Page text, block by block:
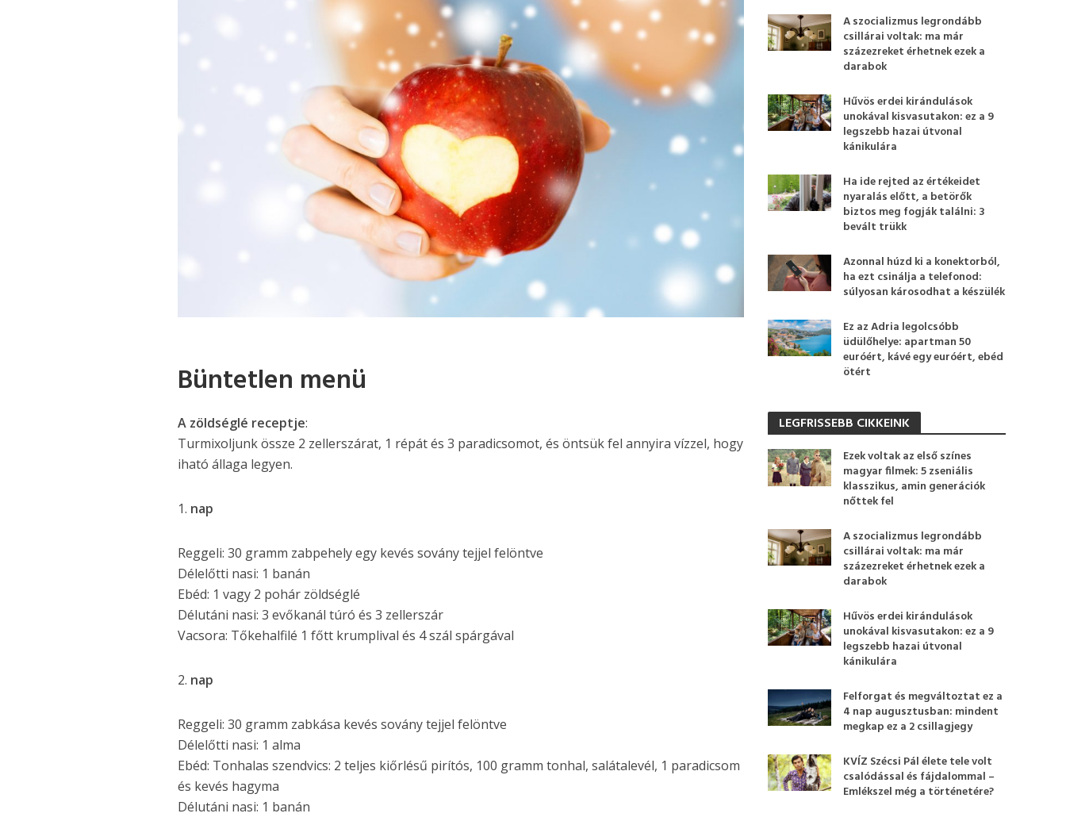
Büntetlen menü
A zöldséglé receptje:
Turmixoljunk össze 2 zellerszárat, 1 répát és 3 paradicsomot, és öntsük fel annyira vízzel, hogy
iható állaga legyen.
1. nap
Reggeli: 30 gramm zabpehely egy kevés sovány tejjel felöntve
Délelőtti nasi: 1 banán
Ebéd: 1 vagy 2 pohár zöldséglé
Délutáni nasi: 3 evőkanál túró és 3 zellerszár
Vacsora: Tőkehalfilé 1 főtt krumplival és 4 szál spárgával
2. nap
Reggeli: 30 gramm zabkása kevés sovány tejjel felöntve
Délelőtti nasi: 1 alma
Ebéd: Tonhalas szendvics: 2 teljes kiőrlésű pirítós, 100 gramm tonhal, salátalevél, 1 paradicsom
és kevés hagyma
Délutáni nasi: 1 banán
A szocializmus legrondább
csillárai voltak: ma már
százezreket érhetnek ezek a
darabok
Hűvös erdei kirándulások
unokával kisvasutakon: ez a 9
legszebb hazai útvonal
kánikulára
Ha ide rejted az értékeidet
nyaralás előtt, a betörők
biztos meg fogják találni: 3
bevált trükk
Azonnal húzd ki a konektorból,
ha ezt csinálja a telefonod:
súlyosan károsodhat a készülék
Ez az Adria legolcsóbb
üdülőhelye: apartman 50
euróért, kávé egy euróért, ebéd
ötért
LEGFRISSEBB CIKKEINK
Ezek voltak az első színes
magyar filmek: 5 zseniális
klasszikus, amin generációk
nőttek fel
A szocializmus legrondább
csillárai voltak: ma már
százezreket érhetnek ezek a
darabok
Hűvös erdei kirándulások
unokával kisvasutakon: ez a 9
legszebb hazai útvonal
kánikulára
Felforgat és megváltoztat ez a
4 nap augusztusban: mindent
megkap ez a 2 csillagjegy
KVÍZ Szécsi Pál élete tele volt
csalódással és fájdalommal –
Emlékszel még a történetére?